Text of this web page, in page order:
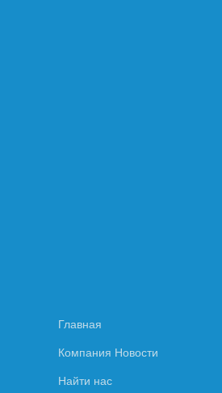
Главная
Компания Новости
Найти нас